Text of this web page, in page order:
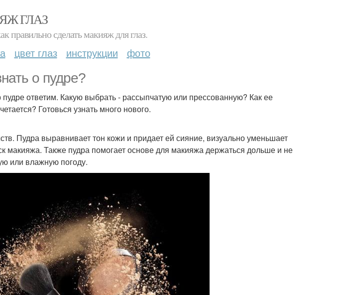
ГЛАЗ
правильно сделать макияж для глаз.
цвет глаз инструкции фото
о пудре?
ответим. Какую выбрать - рассыпчатую или прессованную? Как ее
Готовься узнать много нового.
Пудра выравнивает тон кожи и придает ей сияние, визуально уменьшает
макияжа. Также пудра помогает основе для макияжа держаться дольше и не
или влажную погоду.